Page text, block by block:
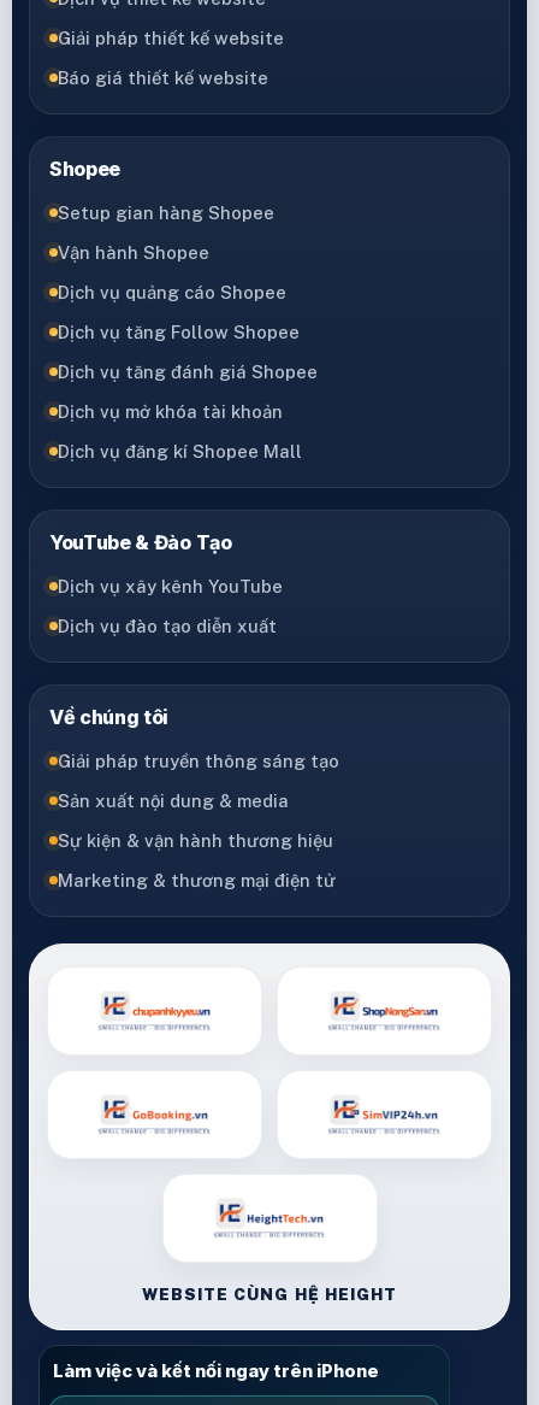
Giải pháp thiết kế website
Báo giá thiết kế website
Shopee
Setup gian hàng Shopee
Vận hành Shopee
Dịch vụ quảng cáo Shopee
Dịch vụ tăng Follow Shopee
Dịch vụ tăng đánh giá Shopee
Dịch vụ mở khóa tài khoản
Dịch vụ đăng kí Shopee Mall
YouTube & Đào Tạo
Dịch vụ xây kênh YouTube
Dịch vụ đào tạo diễn xuất
Về chúng tôi
Giải pháp truyền thông sáng tạo
Sản xuất nội dung & media
Sự kiện & vận hành thương hiệu
Marketing & thương mại điện tử
WEBSITE CÙNG HỆ HEIGHT
Làm việc và kết nối ngay trên iPhone